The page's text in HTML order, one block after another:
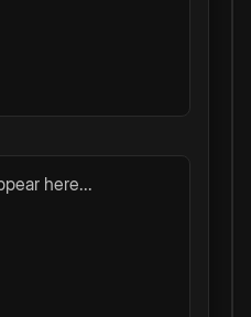
here...